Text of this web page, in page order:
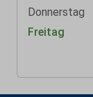
Donnerstag
Freitag